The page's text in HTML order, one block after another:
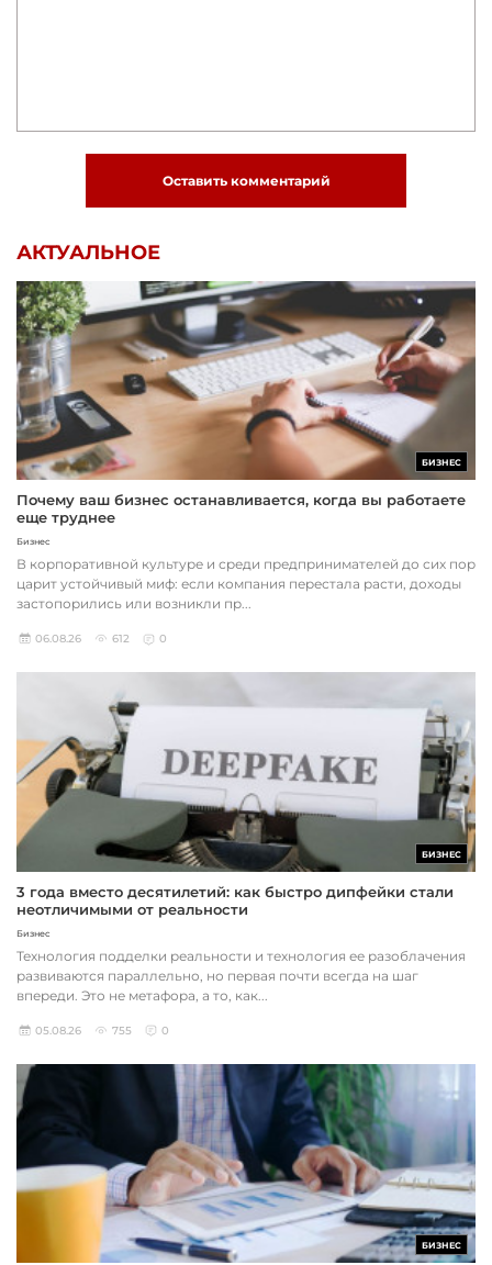
Оставить комментарий
АКТУАЛЬНОЕ
БИЗНЕС
Почему ваш бизнес останавливается, когда вы работаете
еще труднее
Бизнес
В корпоративной культуре и среди предпринимателей до сих пор
царит устойчивый миф: если компания перестала расти, доходы
застопорились или возникли пр...
06.08.26 612 0
БИЗНЕС
3 года вместо десятилетий: как быстро дипфейки стали
неотличимыми от реальности
Бизнес
Технология подделки реальности и технология ее разоблачения
развиваются параллельно, но первая почти всегда на шаг
впереди. Это не метафора, а то, как...
05.08.26 755 0
БИЗНЕС